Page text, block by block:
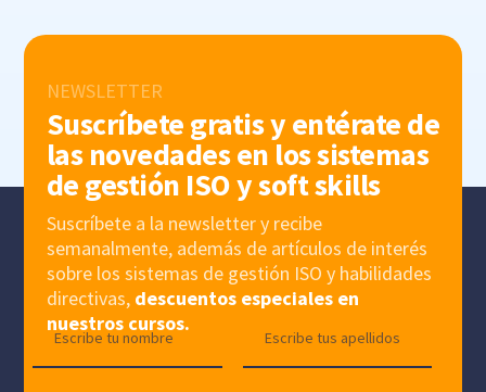
NEWSLETTER
Suscríbete gratis y entérate de
las novedades en los sistemas
de gestión ISO y soft skills
Suscríbete a la newsletter y recibe
semanalmente, además de artículos de interés
sobre los sistemas de gestión ISO y habilidades
directivas, descuentos especiales en
nuestros cursos.